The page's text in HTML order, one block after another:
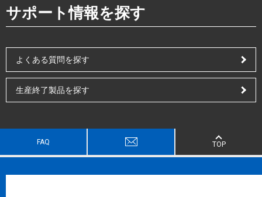
サポート情報を探す
よくある質問を探す
生産終了製品を探す
FAQ TOP